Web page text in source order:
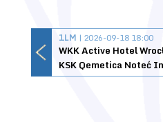
1LM | 2026-09-18 18:00
WKK Active Hotel